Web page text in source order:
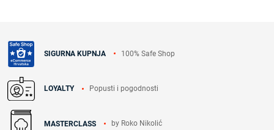
SIGURNA KUPNJA 100% Safe Shop
LOYALTY Popusti i pogodnosti
MASTERCLASS by Roko Nikolić